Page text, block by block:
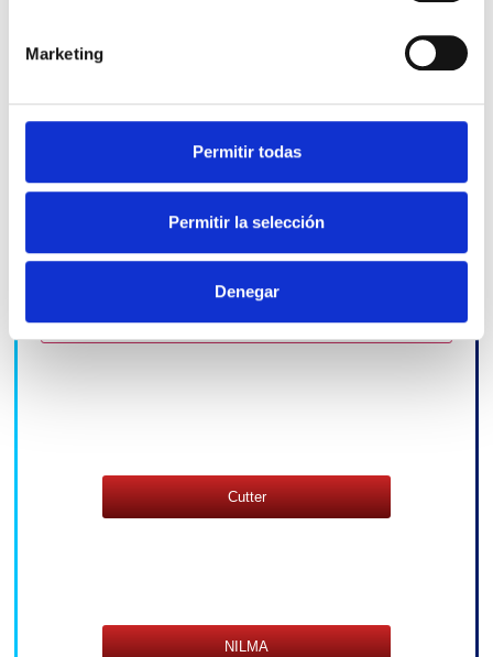
Marketing
Permitir todas
Permitir la selección
Denegar
Cutter y cortaverduras CC34
Cutter
NILMA